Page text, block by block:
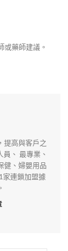
或藥師建議。
提高與客戶之
、 最專業、
健、婦嬰用品
家連鎖加盟據